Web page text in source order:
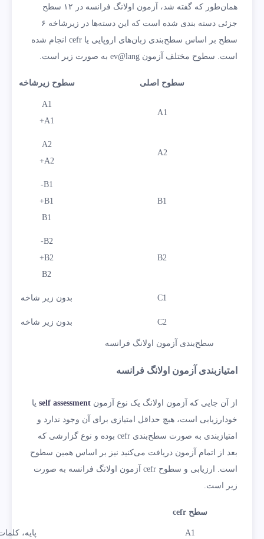
همان‌طور که گفته شد، آزمون اولانگ فرانسه در ۱۲ سطح
جزئی دسته بندی شده است که این دسته‌ها در زیرشاخه ۶
سطح بر اساس سطح‌بندی زبان‌های اروپایی یا cefr انجام شده
است. سطوح مختلف آزمون ev@lang به صورت زیر است.
سطوح اصلی سطوح زیرشاخه
A1
A1
A1+
A2
A2
A2+
B1
B1-
B1+
B1
B2
B2-
B2+
B2
C1 بدون زیر شاخه
C2 بدون زیر شاخه
سطح‌بندی آزمون اولانگ فرانسه
امتیازبندی آزمون اولانگ فرانسه
از آن جایی که آزمون اولانگ یک نوع آزمون
یا
خودارزیابی است، هیچ حداقل امتیازی برای آن وجود ندارد و
امتیازبندی به صورت سطح‌بندی cefr بوده و نوع گزارشی که
بعد از اتمام آزمون دریافت می‌کنید نیز بر اساس همین سطوح
است. ارزیابی و سطوح cefr آزمون اولانگ فرانسه به صورت
زیر است.
سطح cefr
A1 پایه،